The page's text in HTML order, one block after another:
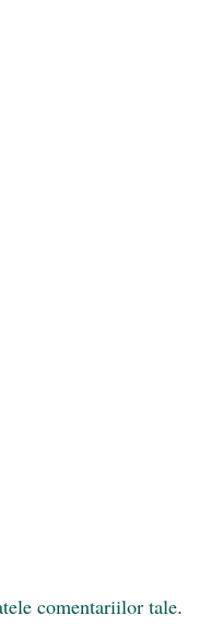
comentariilor tale.